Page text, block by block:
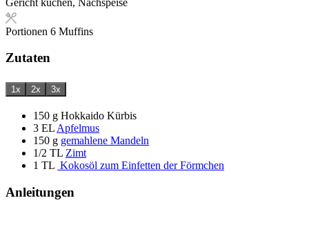
Portionen 6 Muffins
Zutaten
1x 2x 3x
150 g Hokkaido Kürbis
3 EL Apfelmus
150 g gemahlene Mandeln
1/2 TL Zimt
1 TL Kokosöl zum Einfetten der Förmchen
Anleitungen